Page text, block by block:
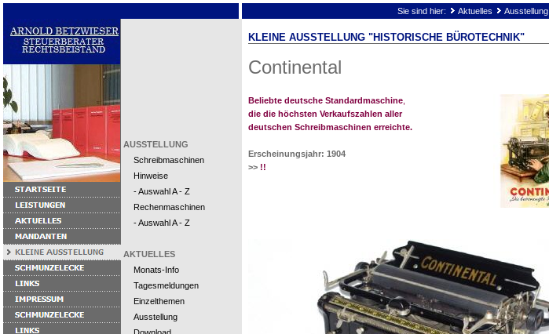
Sie sind hier: Aktuelles Ausstellung
AUSSTELLUNG
Schreibmaschinen
Hinweise
- Auswahl A - Z
Rechenmaschinen
- Auswahl A - Z
AKTUELLES
Monats-Info
Tagesmeldungen
Einzelthemen
Ausstellung
KLEINE AUSSTELLUNG "HISTORISCHE BÜROTECHNIK"
Continental
Beliebte deutsche Standardmaschine
die die höchsten Verkaufszahlen aller
deutschen Schreibmaschinen erreichte.
Erscheinungsjahr: 1904
>> !!